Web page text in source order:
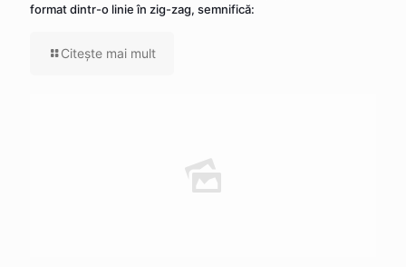
format dintr-o linie în zig-zag, semnifică:
Citeşte mai mult